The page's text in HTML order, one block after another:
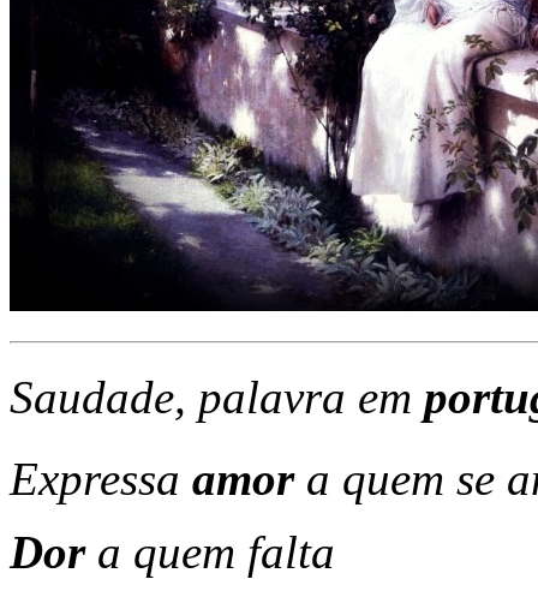
Saudade, palavra em
Expressa amora quem se
Dora quem falta